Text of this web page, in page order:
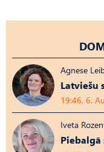
Agnese
Latviešu
19:46, 6.
Iveta
Piebalgā